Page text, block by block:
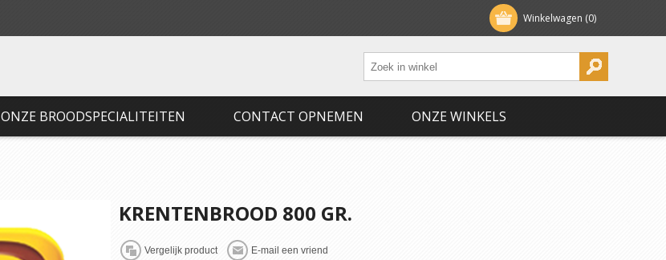
Winkelwagen (0)
ONZE BROODSPECIALITEITEN CONTACT OPNEMEN ONZE WINKELS
KRENTENBROOD 800 GR.